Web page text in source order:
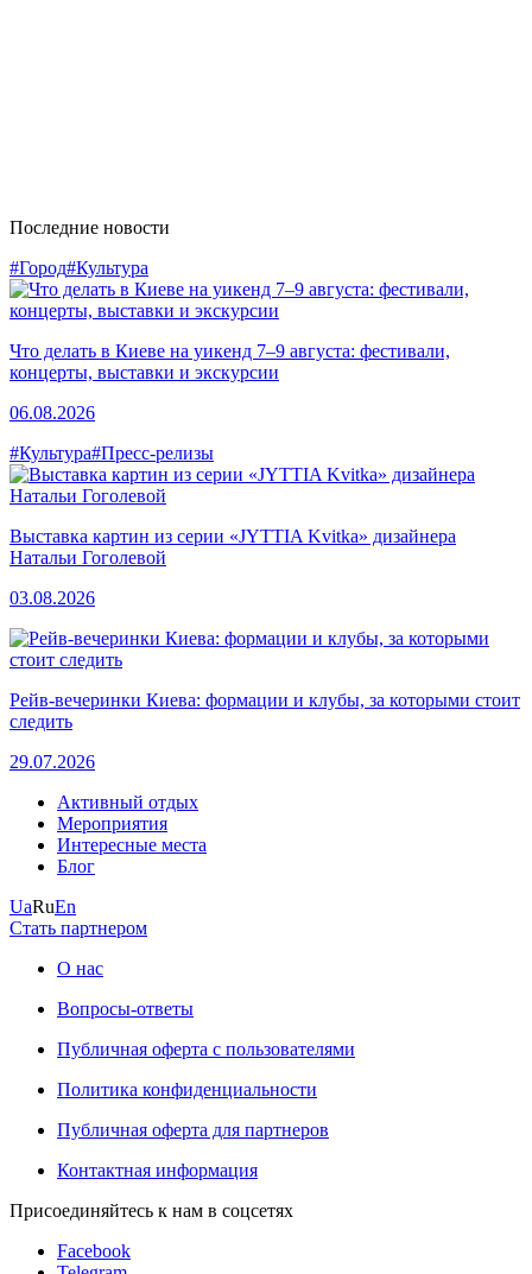
Последние новости
#Город#Культура
Что делать в Киеве на уикенд 7–9 августа: фестивали,
концерты, выставки и экскурсии
06.08.2026
#Культура#Пресс-релизы
Выставка картин из серии «JYTTIA Kvitka» дизайнера
Натальи Гоголевой
03.08.2026
Рейв-вечеринки Киева: формации и клубы, за которыми стоит
следить
29.07.2026
Активный отдых
Мероприятия
Интересные места
Блог
UaRuEn
Стать партнером
О нас
Вопросы-ответы
Публичная оферта с пользователями
Политика конфиденциальности
Публичная оферта для партнеров
Контактная информация
Присоединяйтесь к нам в соцсетях
Facebook